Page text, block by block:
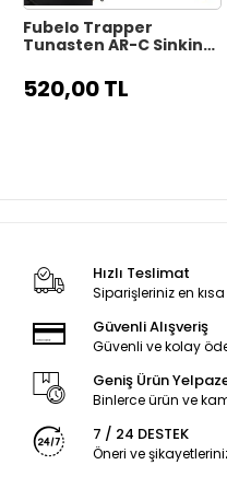
Fubelo Trapper
Tungsten AR-C Sinking
- Yellow Killer
520,00 TL
Hızlı Teslimat
Siparişleriniz en
Güvenli Alışveriş
Güvenli ve kolay
Geniş Ürün
Binlerce ürün ve
7 / 24 DESTEK
Öneri ve